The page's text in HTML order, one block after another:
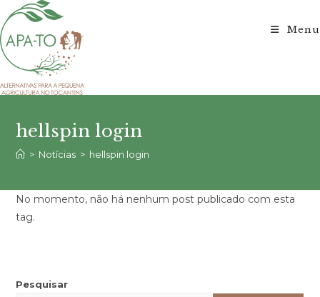
para
o
conteúdo
Menu
hellspin login
> Notícias > hellspin login
No momento, não há nenhum post publicado com esta
tag.
Pesquisar